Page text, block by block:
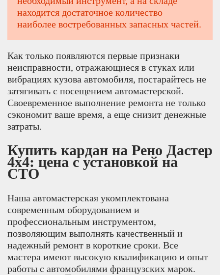
находится достаточное количество
наиболее востребованных запасных частей.
Как только появляются первые признаки
неисправности, отражающиеся в стуках или
вибрациях кузова автомобиля, постарайтесь не
затягивать с посещением автомастерской.
Своевременное выполнение ремонта не только
сэкономит ваше время, а еще снизит денежные
затраты.
Купить кардан на Рено Дастер
4х4: цена с установкой на
СТО
Наша автомастерская укомплектована
современным оборудованием и
профессиональным инструментом,
позволяющим выполнять качественный и
надежный ремонт в короткие сроки. Все
мастера имеют высокую квалификацию и опыт
работы с автомобилями французских марок.